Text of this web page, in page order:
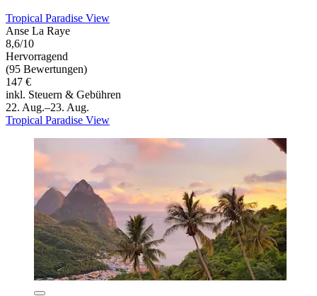
Tropical Paradise View
Anse La Raye
8,6/10
Hervorragend
(95 Bewertungen)
147 €
inkl. Steuern & Gebühren
22. Aug.–23. Aug.
Tropical Paradise View